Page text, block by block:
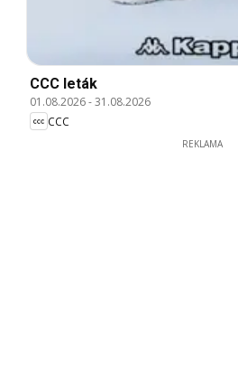
CCC leták
01.08.2026-31.08.2026
CCC
REKLAMA